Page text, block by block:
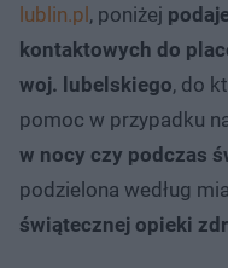
lublin.pl, poniżej
kontaktowych do
woj. lubelskiego, do
pomoc w przypadku
w nocy czy podczas
podzielona według
świątecznej opieki